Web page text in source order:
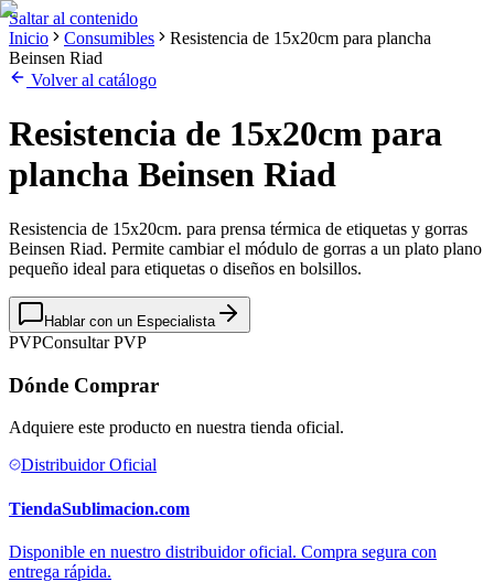
Saltar al contenido
Inicio
Consumibles
Resistencia de 15x20cm para plancha
Beinsen Riad
Volver al catálogo
Resistencia de 15x20cm para
plancha Beinsen Riad
Resistencia de 15x20cm. para prensa térmica de etiquetas y gorras
Beinsen Riad. Permite cambiar el módulo de gorras a un plato plano
pequeño ideal para etiquetas o diseños en bolsillos.
Hablar con un Especialista
PVPConsultar PVP
Dónde Comprar
Adquiere este producto en nuestra tienda oficial.
Distribuidor Oficial
TiendaSublimacion.com
Disponible en nuestro distribuidor oficial. Compra segura con
entrega rápida.